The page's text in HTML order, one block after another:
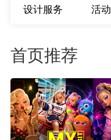
设计服务 活动
首页推荐